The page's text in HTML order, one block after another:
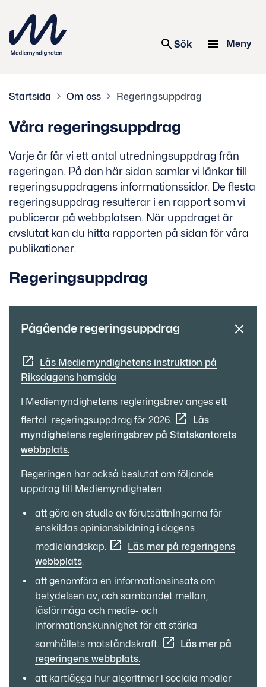
Sök Meny
Startsida Om oss Regeringsuppdrag
Våra regeringsuppdrag
Varje år får vi ett antal utredningsuppdrag från
regeringen. På den här sidan samlar vi länkar till
regeringsuppdragens informationssidor. De flesta
regeringsuppdrag resulterar i en rapport som vi
publicerar på webbplatsen. När uppdraget är
avslutat kan du hitta rapporten på sidan för våra
publikationer.
Regeringsuppdrag
Pågående regeringsuppdrag
Läs Mediemyndighetens instruktion på
Riksdagens hemsida
I Mediemyndighetens regleringsbrev anges ett
flertal regeringsuppdrag för 2026.
Läs
myndighetens regleringsbrev på Statskontorets
webbplats.
Regeringen har också beslutat om följande
uppdrag till Mediemyndigheten:
att göra en studie av förutsättningarna för
enskildas opinionsbildning i dagens
medielandskap.
Läs mer på regeringens
webbplats.
att genomföra en informationsinsats om
betydelsen av, och sambandet mellan,
läsförmåga och medie- och
informationskunnighet för att stärka
samhällets motståndskraft.
Läs mer på
regeringens webbplats.
att kartlägga hur algoritmer i sociala medier